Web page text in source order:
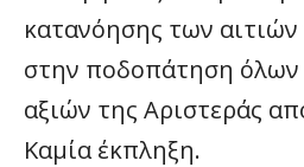
κατανόησης των
στην ποδοπάτηση
αξιών της Αριστεράς
Καμία έκπληξη.